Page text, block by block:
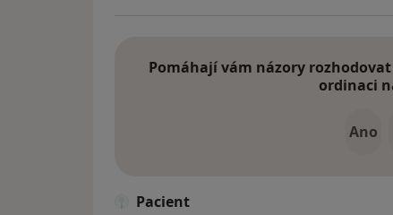
Pomáhají vám názory
ordinaci
Ano
Pacient